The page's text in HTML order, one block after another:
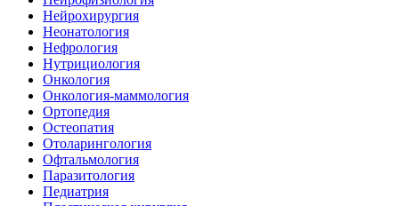
Нейрохирургия
Неонатология
Нефрология
Нутрициология
Онкология
Онкология-маммология
Ортопедия
Остеопатия
Отоларингология
Офтальмология
Паразитология
Педиатрия